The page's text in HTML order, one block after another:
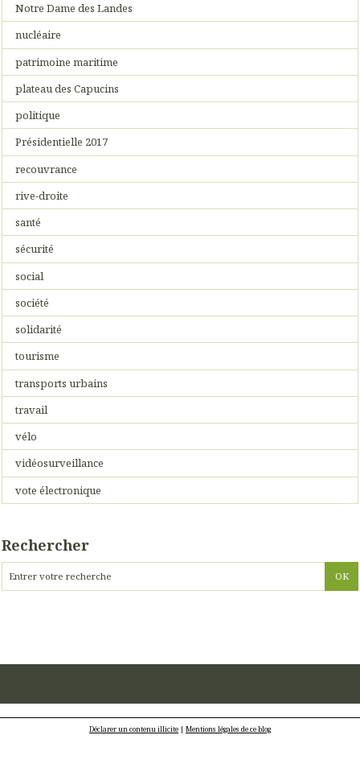
Notre Dame des Landes
nucléaire
patrimoine maritime
plateau des Capucins
politique
Présidentielle 2017
recouvrance
rive-droite
santé
sécurité
social
société
solidarité
tourisme
transports urbains
travail
vélo
vidéosurveillance
vote électronique
Rechercher
Déclarer un contenu illicite | Mentions légales de ce blog